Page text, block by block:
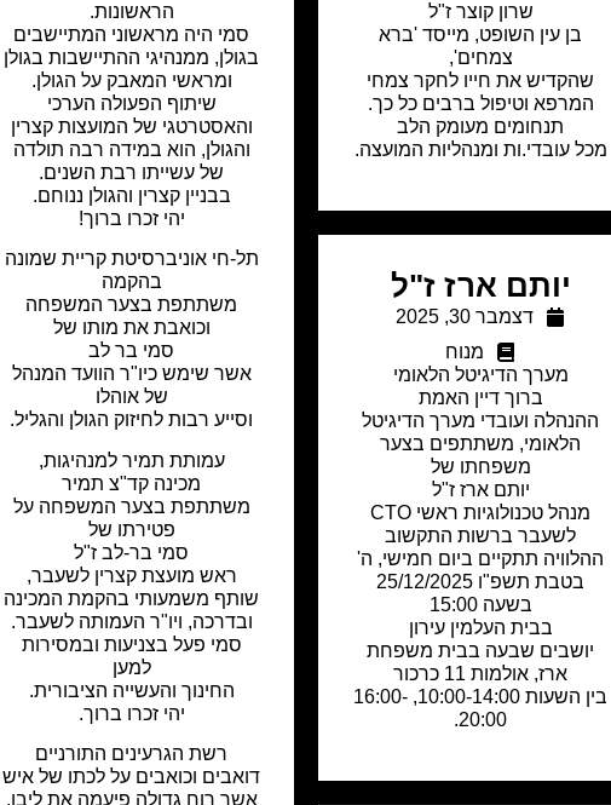
שרון קוצר ז"ל
בן עין השופט, מייסד 'ברא
צמחים',
שהקדיש את חייו לחקר צמחי
המרפא וטיפול ברבים כל כך.
תנחומים מעומק הלב
מכל עובדי.ות ומנהליות המועצה.
הראשונות.
סמי היה מראשוני המתיישבים
בגולן, ממנהיגי ההתיישבות בגולן
ומראשי המאבק על הגולן.
שיתוף הפעולה הערכי
והאסטרטגי של המועצות קצרין
והגולן, הוא במידה רבה תולדה
של עשייתו רבת השנים.
בבניין קצרין והגולן ננוחם.
יהי זכרו ברוך!
תל-חי אוניברסיטת קריית שמונה
בהקמה
משתתפת בצער המשפחה
וכואבת את מותו של
סמי בר לב
אשר שימש כיו"ר הוועד המנהל
של אוהלו
וסייע רבות לחיזוק הגולן והגליל.
עמותת תמיר למנהיגות,
מכינה קד"צ תמיר
משתתפת בצער המשפחה על
פטירתו של
סמי בר-לב ז"ל
ראש מועצת קצרין לשעבר,
שותף משמעותי בהקמת המכינה
ובדרכה, ויו"ר העמותה לשעבר.
סמי פעל בצניעות ובמסירות
למען
החינוך והעשייה הציבורית.
יהי זכרו ברוך.
רשת הגרעינים התורניים
דואבים וכואבים על לכתו של איש
אשר רוח גדולה פיעמה את ליבו.
יותם ארז ז"ל
דצמבר 30, 2025
מנוח
מערך הדיגיטל הלאומי
ברוך דיין האמת
ההנהלה ועובדי מערך הדיגיטל
הלאומי, משתתפים בצער
משפחתו של
יותם ארז ז"ל
מנהל טכנולוגיות ראשי CTO
לשעבר ברשות התקשוב
ההלוויה תתקיים ביום חמישי, ה'
בטבת תשפ"ו 25/12/2025
בשעה 15:00
בבית העלמין עירון
יושבים שבעה בבית משפחת
ארז, אולמות 11 כרכור
בין השעות 10:00-14:00, 16:00-
20:00.